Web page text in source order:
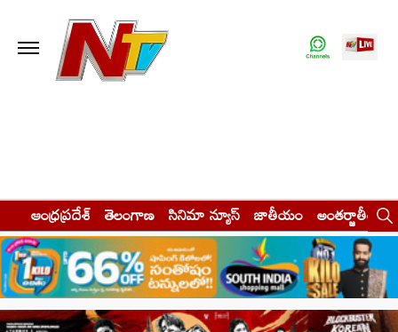
ఆంధ్రప్రదేశ్ తెలంగాణ సినిమా న్యూస్ జాతీయం అంతర్జాతీయం